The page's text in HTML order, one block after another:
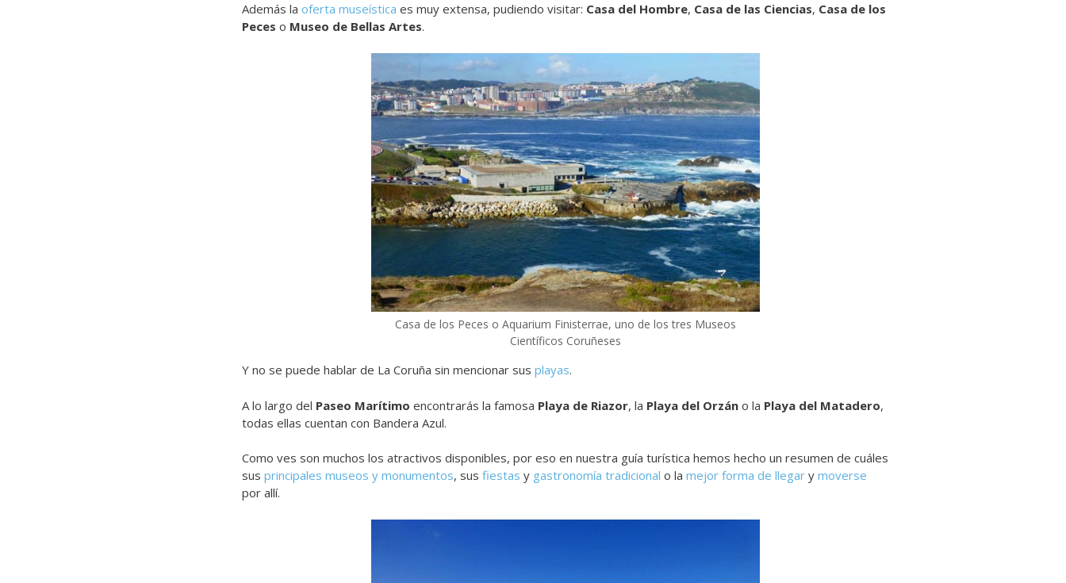
Además la oferta museística es muy extensa, pudiendo visitar: Casa del Hombre, Casa de las Ciencias, Casa de los
Peces o Museo de Bellas Artes.
Casa de los Peces o Aquarium Finisterrae, uno de los tres Museos
Científicos Coruñeses
Y no se puede hablar de La Coruña sin mencionar sus playas.
A lo largo del Paseo Marítimo encontrarás la famosa Playa de Riazor, la Playa del Orzán o la Playa del Matadero,
todas ellas cuentan con Bandera Azul.
Como ves son muchos los atractivos disponibles, por eso en nuestra guía turística hemos hecho un resumen de cuáles
sus principales museos y monumentos, sus fiestas y gastronomía tradicional o la mejor forma de llegar y moverse
por allí.